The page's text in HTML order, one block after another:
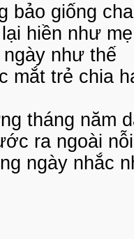
bảo giống cha
hiền như mẹ
như thế
mắt trẻ chia
tháng năm
ra ngoài
ngày nhắc